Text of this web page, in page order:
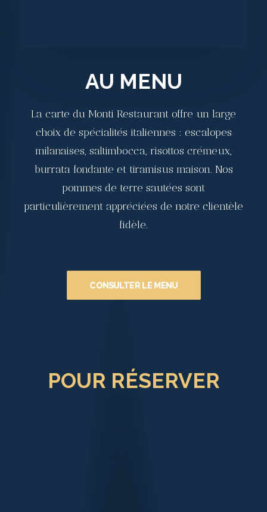
AU MENU
La carte du Monti Restaurant offre un large
choix de spécialités italiennes : escalopes
milanaises, saltimbocca, risottos crémeux,
burrata fondante et tiramisus maison. Nos
pommes de terre sautées sont
particulièrement appréciées de notre clientèle
fidèle.
CONSULTER LE MENU
POUR RÉSERVER